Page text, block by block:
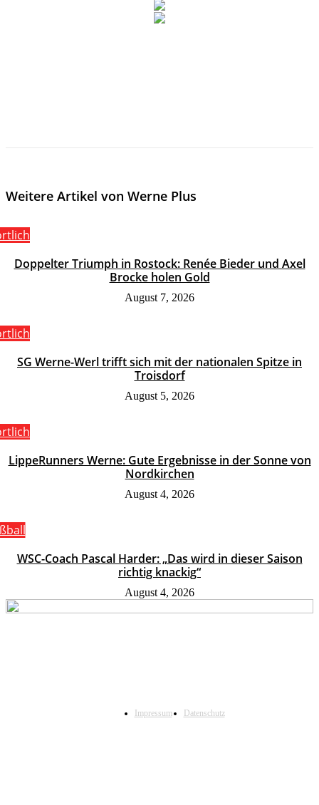
Weitere Artikel von Werne Plus
Doppelter Triumph in Rostock: Renée Bieder und Axel
Brocke holen Gold
August 7, 2026
SG Werne-Werl trifft sich mit der nationalen Spitze in
Troisdorf
August 5, 2026
LippeRunners Werne: Gute Ergebnisse in der Sonne von
Nordkirchen
August 4, 2026
WSC-Coach Pascal Harder: „Das wird in dieser Saison
richtig knackig“
August 4, 2026
Impressum Datenschutz